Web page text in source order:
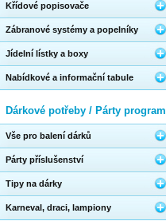
Křídové popisovače
Zábranové systémy a popelníky
Jídelní lístky a boxy
Nabídkové a informační tabule
Dárkové potřeby / Párty program
Vše pro balení dárků
Párty příslušenství
Tipy na dárky
Karneval, draci, lampiony